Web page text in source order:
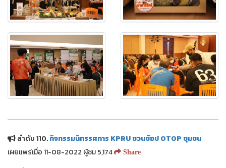
ลำดับ 110.กิจกรรมนิทรรศการ KPRU ชวนช้อป OTOP ชุมชน
เผยแพร่เมื่อ 11-08-2022 ผู้ชม 5,174
Share